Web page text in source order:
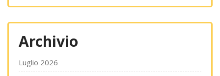
Archivio
Luglio 2026